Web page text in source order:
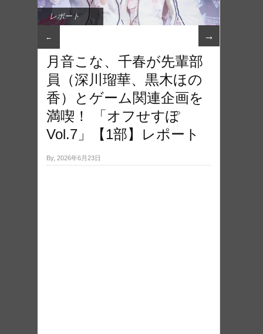
レポート
← →
月音こな、千春が先輩部
員（深川瑠華、黒木ほの
香）とゲーム関連企画を
満喫！ 「オフせすぽ
Vol.7」【1部】レポート
By, 2026年6月23日